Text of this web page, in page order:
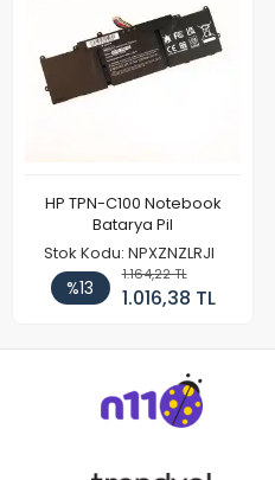
HP TPN-C100 Notebook
Batarya Pil
Stok Kodu: NPXZNZLRJI
%13
1.164,22 TL
1.016,38 TL